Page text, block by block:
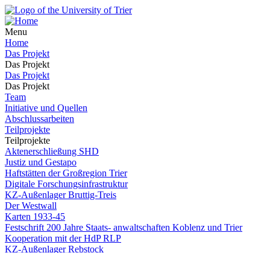
Menu
Home
Das Projekt
Das Projekt
Das Projekt
Das Projekt
Team
Initiative und Quellen
Abschlussarbeiten
Teilprojekte
Teilprojekte
Aktenerschließung SHD
Justiz und Gestapo
Haftstätten der Großregion Trier
Digitale Forschungsinfrastruktur
KZ-Außenlager Bruttig-Treis
Der Westwall
Karten 1933-45
Festschrift 200 Jahre Staats- anwaltschaften Koblenz und Trier
Kooperation mit der HdP RLP
KZ-Außenlager Rebstock